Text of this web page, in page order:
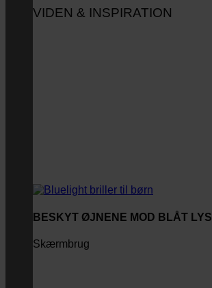
VIDEN & INSPIRATION
BESKYT ØJNENE MOD BLÅT LYS
Skærmbrug